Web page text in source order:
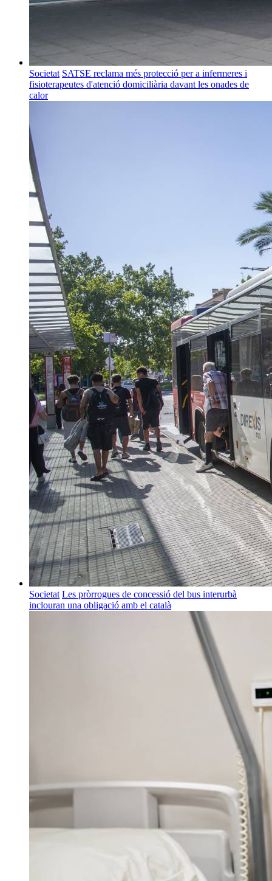
Societat SATSE reclama més protecció per a infermeres i
fisioterapeutes d'atenció domiciliària davant les onades de
calor
Societat Les pròrrogues de concessió del bus interurbà
inclouran una obligació amb el català